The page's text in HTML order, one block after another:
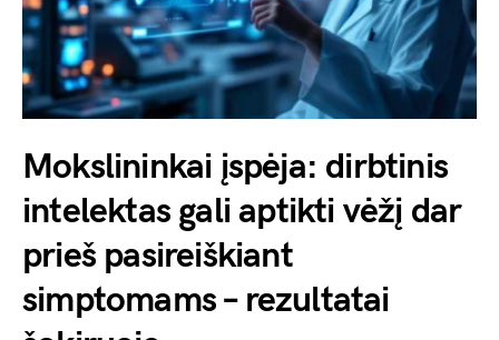
Mokslininkai įspėja: dirbtinis
intelektas gali aptikti vėžį dar
prieš pasireiškiant
simptomams – rezultatai